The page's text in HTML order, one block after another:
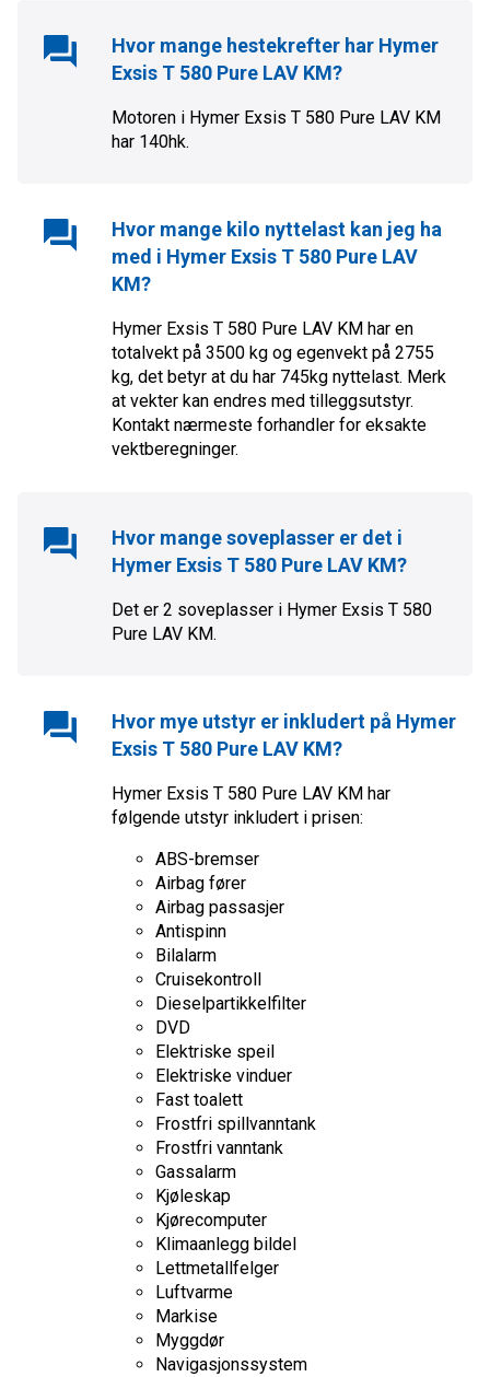
Hvor mange hestekrefter har Hymer
Exsis T 580 Pure LAV KM?
Motoren i Hymer Exsis T 580 Pure LAV KM
har 140hk.
Hvor mange kilo nyttelast kan jeg ha
med i Hymer Exsis T 580 Pure LAV
KM?
Hymer Exsis T 580 Pure LAV KM har en
totalvekt på 3500 kg og egenvekt på 2755
kg, det betyr at du har 745kg nyttelast. Merk
at vekter kan endres med tilleggsutstyr.
Kontakt nærmeste forhandler for eksakte
vektberegninger.
Hvor mange soveplasser er det i
Hymer Exsis T 580 Pure LAV KM?
Det er 2 soveplasser i Hymer Exsis T 580
Pure LAV KM.
Hvor mye utstyr er inkludert på Hymer
Exsis T 580 Pure LAV KM?
Hymer Exsis T 580 Pure LAV KM har
følgende utstyr inkludert i prisen:
ABS-bremser
Airbag fører
Airbag passasjer
Antispinn
Bilalarm
Cruisekontroll
Dieselpartikkelfilter
DVD
Elektriske speil
Elektriske vinduer
Fast toalett
Frostfri spillvanntank
Frostfri vanntank
Gassalarm
Kjøleskap
Kjørecomputer
Klimaanlegg bildel
Lettmetallfelger
Luftvarme
Markise
Myggdør
Navigasjonssystem